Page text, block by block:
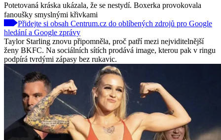
Potetovaná kráska ukázala, že se nestydí. Boxerka provokovala
fanoušky smyslnými křivkami
Přidejte si obsah Centrum.cz do oblíbených zdrojů pro Google
hledání a Google zprávy
Taylor Starling znovu připomněla, proč patří mezi nejviditelnější
ženy BKFC. Na sociálních sítích prodává image, kterou pak v ringu
podpírá tvrdými zápasy bez rukavic.